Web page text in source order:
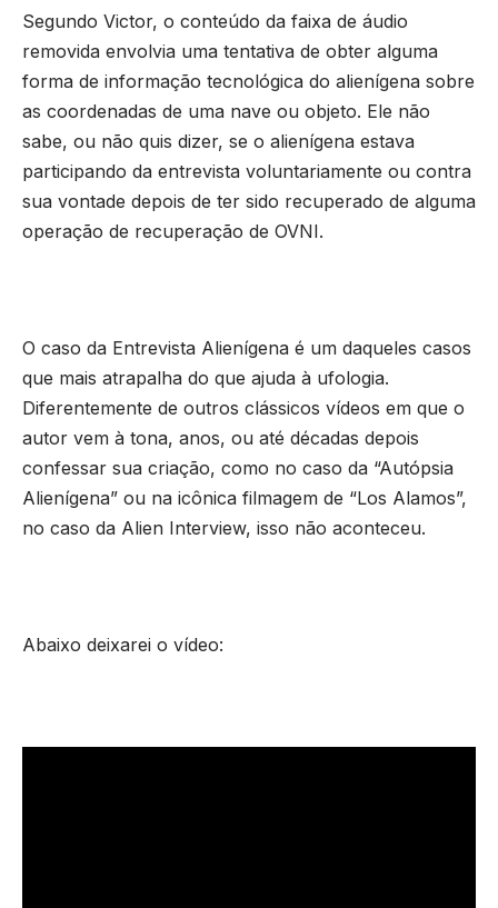
Segundo Victor, o conteúdo da faixa de áudio
removida envolvia uma tentativa de obter alguma
forma de informação tecnológica do alienígena sobre
as coordenadas de uma nave ou objeto. Ele não
sabe, ou não quis dizer, se o alienígena estava
participando da entrevista voluntariamente ou contra
sua vontade depois de ter sido recuperado de alguma
operação de recuperação de OVNI.
O caso da Entrevista Alienígena é um daqueles casos
que mais atrapalha do que ajuda à ufologia.
Diferentemente de outros clássicos vídeos em que o
autor vem à tona, anos, ou até décadas depois
confessar sua criação, como no caso da “Autópsia
Alienígena” ou na icônica filmagem de “Los Alamos”,
no caso da Alien Interview, isso não aconteceu.
Abaixo deixarei o vídeo: